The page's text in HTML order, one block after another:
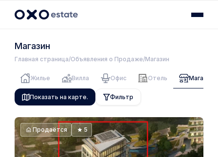
Магазин
Главная страница Объявления о Продаже Магазин
Жилье Вилла Офис Отель Магазин
Показать на карте. Фильтр
Продаётся 5